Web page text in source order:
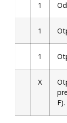
1
1
1
X
F).